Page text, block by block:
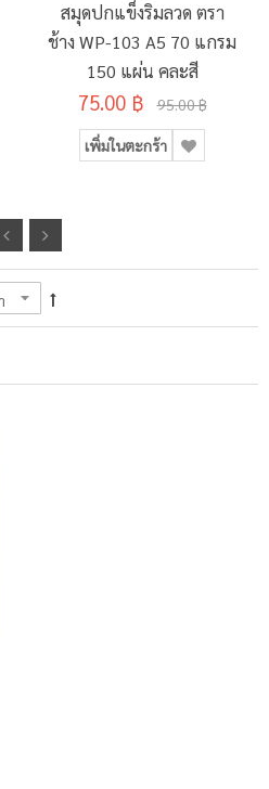
สมุดปกแข็งริมลวด ตรา
ช้าง WP-103 A5 70 แกรม
150 แผ่น คละสี
75.00 ฿ 95.00 ฿
เพิ่มในตะกร้า